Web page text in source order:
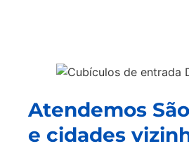
Atendemos
e cidades